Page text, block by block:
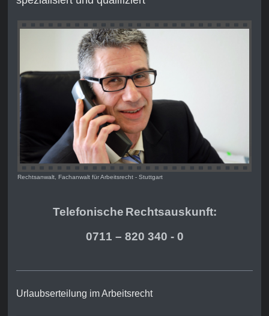
Rechtsanwalt, Fachanwalt für Arbeitsrecht - Stuttgart
Telefonische Rechtsauskunft:
0711 – 820 340 - 0
Urlaubserteilung im Arbeitsrecht